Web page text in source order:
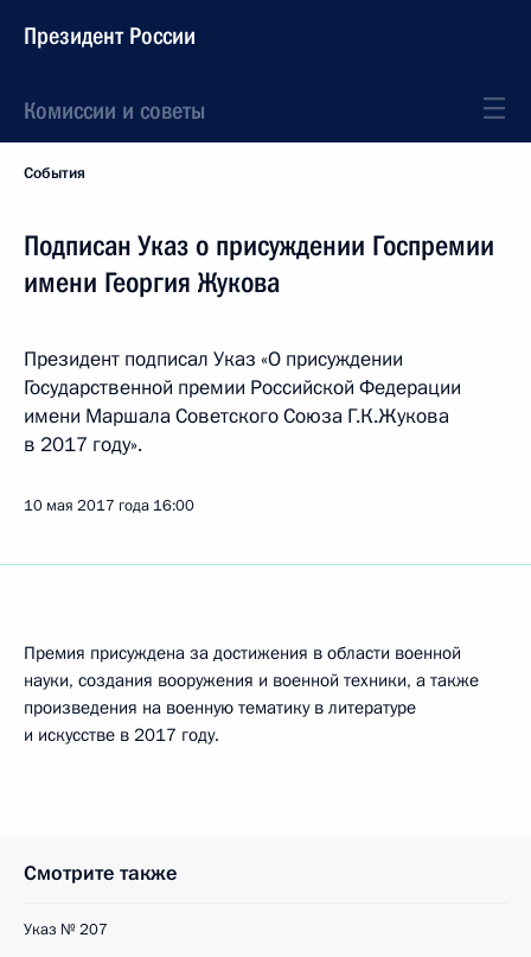
Президент России
Комиссии и советы
События
Подписан Указ о присуждении Госпремии
имени Георгия Жукова
Президент подписал Указ «О присуждении
Государственной премии Российской Федерации
имени Маршала Советского Союза Г.К.Жукова
в 2017 году».
10 мая 2017 года 16:00
Премия присуждена за достижения в области военной
науки, создания вооружения и военной техники, а также
произведения на военную тематику в литературе
и искусстве в 2017 году.
Смотрите также
Указ № 207